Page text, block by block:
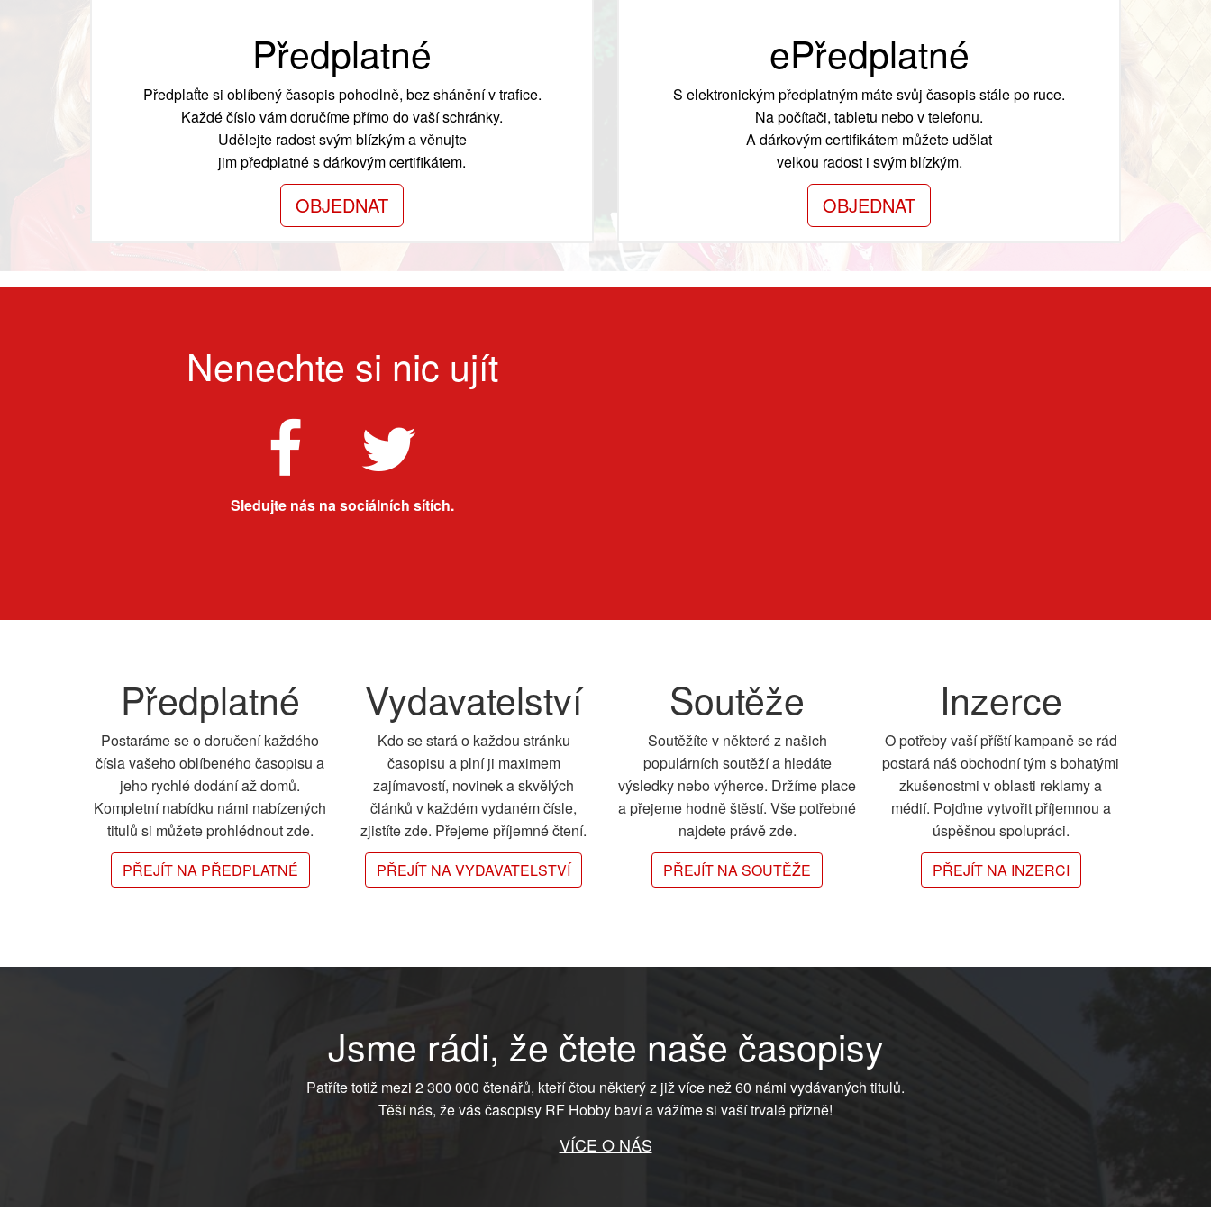
Předplatné
Předplaťte si oblíbený časopis pohodlně, bez shánění v trafice.
Každé číslo vám doručíme přímo do vaší schránky.
Udělejte radost svým blízkým a věnujte
jim předplatné s dárkovým certifikátem.
OBJEDNAT
ePředplatné
S elektronickým předplatným máte svůj časopis stále po ruce.
Na počítači, tabletu nebo v telefonu.
A dárkovým certifikátem můžete udělat
velkou radost i svým blízkým.
OBJEDNAT
Nenechte si nic ujít
Sledujte nás na sociálních sítích.
Předplatné
Postaráme se o doručení každého
čísla vašeho oblíbeného časopisu a
jeho rychlé dodání až domů.
Kompletní nabídku námi nabízených
titulů si můžete prohlédnout zde.
PŘEJÍT NA PŘEDPLATNÉ
Vydavatelství
Kdo se stará o každou stránku
časopisu a plní ji maximem
zajímavostí, novinek a skvělých
článků v každém vydaném čísle,
zjistíte zde. Přejeme příjemné čtení.
PŘEJÍT NA VYDAVATELSTVÍ
Soutěže
Soutěžíte v některé z našich
populárních soutěží a hledáte
výsledky nebo výherce. Držíme place
a přejeme hodně štěstí. Vše potřebné
najdete právě zde.
PŘEJÍT NA SOUTĚŽE
Inzerce
O potřeby vaší příští kampaně se rád
postará náš obchodní tým s bohatými
zkušenostmi v oblasti reklamy a
médií. Pojďme vytvořit příjemnou a
úspěšnou spolupráci.
PŘEJÍT NA INZERCI
Jsme rádi, že čtete naše časopisy
Patříte totiž mezi 2 300 000 čtenářů, kteří čtou některý z již více než 60 námi vydávaných titulů.
Těší nás, že vás časopisy RF Hobby baví a vážíme si vaší trvalé přízně!
VÍCE O NÁS